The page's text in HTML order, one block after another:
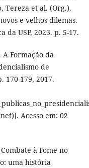
Tereza et al. (Org.).
e velhos dilemas.
da USP, 2023. p. 5-17.
Formação da
de
170-179, 2017.
Acesso em: 02
à Fome no
uma história